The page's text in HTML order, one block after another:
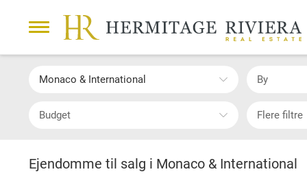
Monaco & International By
Budget Flere filtre
Ejendomme til salg i Monaco & International